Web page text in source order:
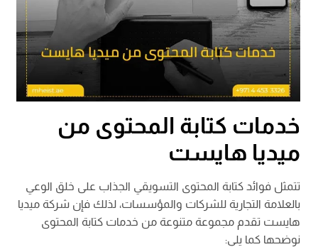
خدمات كتابة المحتوى من
ميديا هايست
تتمثل فوائد كتابة المحتوى التسويقي الجذاب على خلق الوعي
بالعلامة التجارية للشركات والمؤسسات، لذلك فإن شركة ميديا
هايست تقدم مجموعة متنوعة من خدمات كتابة المحتوى
نوضحها كما يلي: